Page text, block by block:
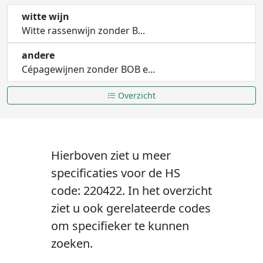
witte wijn
Witte rassenwijn zonder B...
andere
Cépagewijnen zonder BOB e...
Overzicht
Hierboven ziet u meer
specificaties voor de HS
code: 220422. In het overzicht
ziet u ook gerelateerde codes
om specifieker te kunnen
zoeken.